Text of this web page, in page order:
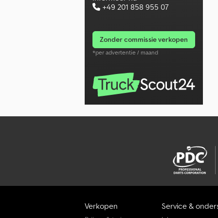
+49 201 858 955 07
zonder commissie verkopen
*per advertentie / maand
Verkopen Service &